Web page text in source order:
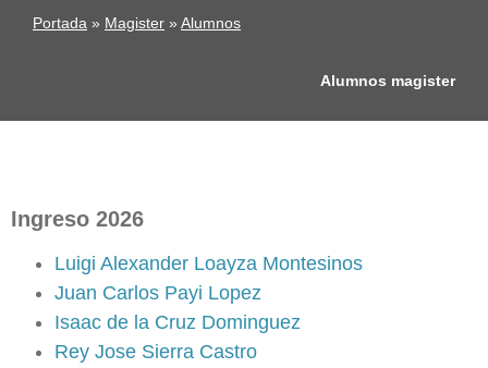
Portada » Magister » Alumnos
Alumnos magister
Ingreso 2026
Luigi Alexander Loayza Montesinos
Juan Carlos Payi Lopez
Isaac de la Cruz Dominguez
Rey Jose Sierra Castro